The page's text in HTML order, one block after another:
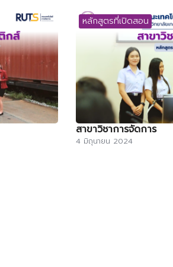
หลักสูตรที่เปิดสอน
สาขาวิชาการจัดการ
4 มิถุนายน 2024